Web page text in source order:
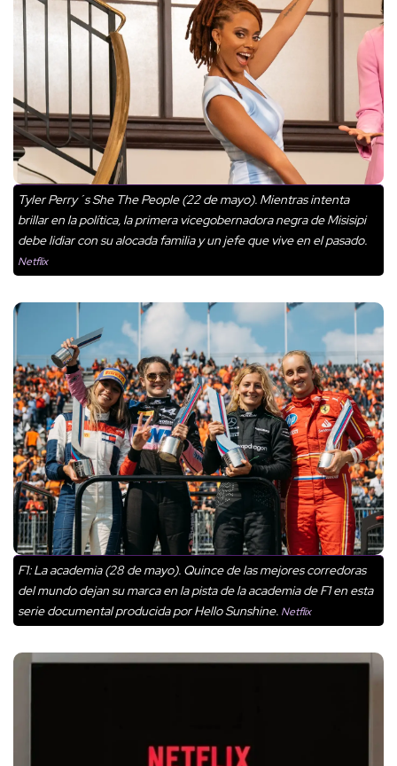
Tyler Perry´s She The People (22 de mayo). Mientras intenta
brillar en la política, la primera vicegobernadora negra de Misisipi
debe lidiar con su alocada familia y un jefe que vive en el pasado.
Netflix
F1: La academia (28 de mayo). Quince de las mejores corredoras
del mundo dejan su marca en la pista de la academia de F1 en esta
serie documental producida por Hello Sunshine. Netflix